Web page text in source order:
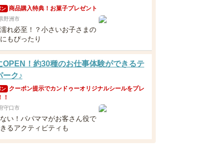
ン 商品購入特典！お菓子プレゼント
野洲市
れ必至！？小さいお子さまの
もぴったり
OPEN！約30種のお仕事体験ができるテ
ーク♪
ン
クーポン提示でカンドゥーオリジナルシールをプレ
守口市
い！パパママがお客さん役で
るアクティビティも